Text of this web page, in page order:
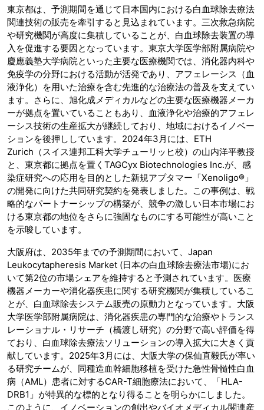
東京都は、予測期間を通じて日本国内における白血球除去療法
関連技術の販売を牽引すると見込まれています。三次救急病院
や研究機関が高度に集積していることが、白血球除去装置の導
入を促進する要因となっています。東京大学医学部附属病院や
慶應義塾大学病院といった主要な医療機関では、消化器内科や
免疫学の分野における活動が活発であり、アフェレーシス（血
液浄化）を用いた治療を含む先進的な治療法の普及を支えてい
ます。さらに、旭化成メディカルなどの主要な医療機器メーカ
ーが拠点を置いていることもあり、血液浄化や治療的アフェレ
ーシス技術の生産拡大が継続しており、地域におけるイノベー
ションを後押ししています。2024年3月には、ETH
Zurich（スイス連邦工科大学チューリッヒ校）の山内洋平教授
と、東京都に拠点を置くTAGCyx Biotechnologies Inc.が、感
染症研究への応用を目的とした新規アプタマー「Xenoligo®」
の開発に向けた共同研究契約を発表しました。この事例は、戦
略的なパートナーシップの構築が、競争の激しい日本市場にお
ける東京都の地位をさらに強固なものにする可能性が高いこと
を示唆しています。
大阪府は、2035年までの予測期間において、Japan
Leukocytapheresis Market (日本の白血球除去療法市場)にお
いて第2位の市場シェアを維持すると予測されています。医療
機器メーカーや消化器疾患に関する研究機関が集積しているこ
とが、白血球除去システム販売の原動力となっています。大阪
大学医学部附属病院は、消化器疾患の専門的な治療やトランス
レーショナル・リサーチ（橋渡し研究）の分野で高い評価を得
ており、白血球除去療法ソリューションの導入拡大に大きく貢
献しています。2025年3月には、大阪大学の保仙直毅氏が率い
る研究チームが、同種造血幹細胞移植を受けた急性骨髄性白血
病（AML）患者に対するCAR-T細胞療法において、「HLA-
DRB1」が特異的な標的となり得ることを明らかにしました。
このように、イノベーションの創出やバイオメディカル関連産